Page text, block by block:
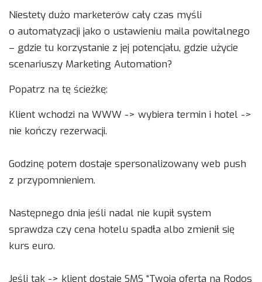
Niestety dużo marketerów cały czas myśli
o automatyzacji jako o ustawieniu maila powitalnego
– gdzie tu korzystanie z jej potencjału, gdzie użycie
scenariuszy Marketing Automation?
Popatrz na tę ścieżkę:
Klient wchodzi na WWW -> wybiera termin i hotel ->
nie kończy rezerwacji.
Godzinę potem dostaje spersonalizowany web push
z przypomnieniem.
Następnego dnia jeśli nadal nie kupił system
sprawdza czy cena hotelu spadła albo zmienił się
kurs euro.
Jeśli tak -> klient dostaje SMS “Twoja oferta na Rodos